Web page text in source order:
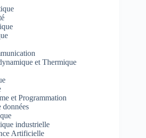
et Thermique
et Programmation
données
industrielle
Artificielle